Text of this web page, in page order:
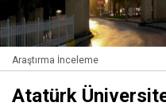
Araştırma İnceleme
Atatürk